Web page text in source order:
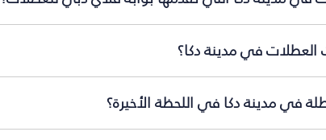
العطلات في مدينة دكا؟
في مدينة دكا في اللحظة الأخيرة؟